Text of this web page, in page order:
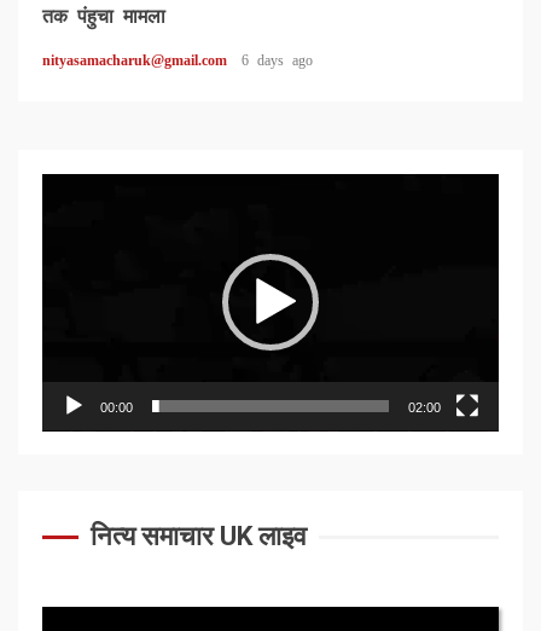
तक पंहुचा मामला
nityasamacharuk@gmail.com 6 days ago
00:00 02:00
नित्य समाचार UK लाइव